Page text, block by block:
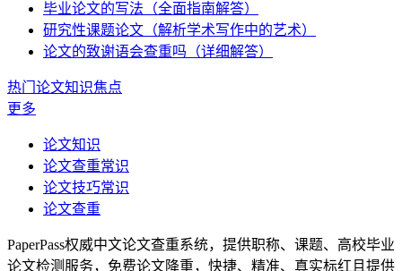
毕业论文的写法（全面指南解答）
研究性课题论文（解析学术写作中的艺术）
论文的致谢语会查重吗（详细解答）
热门论文知识焦点
更多
论文知识
论文查重常识
论文技巧常识
论文查重
PaperPass权威中文论文查重系统，提供职称、课题、高校毕业
论文检测服务，免费论文降重，快捷、精准、真实标红且提供